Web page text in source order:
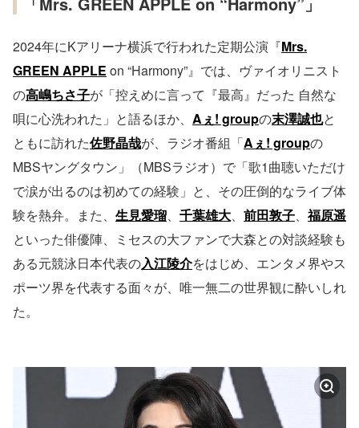
2024年にKアリーナ横浜で行われた定期公演『Mrs.
GREEN APPLE on “Harmony”』では、ヴァイオリニスト
の高嶋ちさ子が「控えめに言って『最高』だった 自然な
唄に心洗われた」と語るほか、 Aぇ! groupの末澤誠也と
ともに訪れた佐野晶哉が、ラジオ番組「Aぇ! groupの
MBSヤングタウン」（MBSラジオ）で「歌1曲聴いただけ
で涙が出るのは初めての経験」と、その圧倒的なライブ体
験を熱弁。また、 生見愛瑠、 千葉雄大、 前田敦子、福原遥
といった俳優陣、ミセスの大ファンで大森との対談経験も
ある元競泳日本代表の入江陵介をはじめ、エンタメ界やス
ポーツ界を代表する面々が、唯一無二の世界観に酔いしれ
た。